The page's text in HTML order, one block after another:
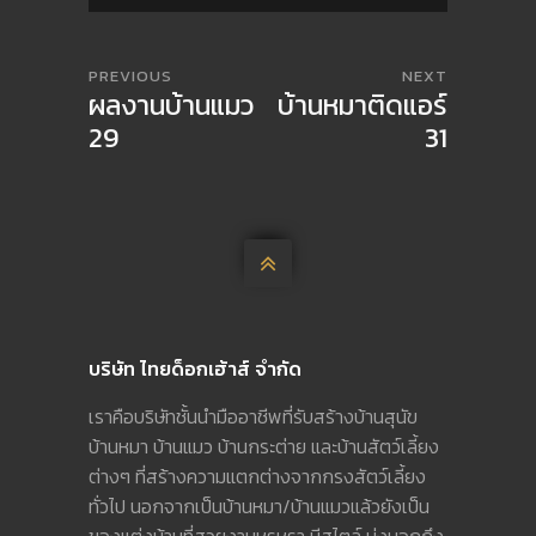
PREVIOUS
ผลงานบ้านแมว
29
NEXT
บ้านหมาติดแอร์
31

บริษัท ไทยด็อกเฮ้าส์ จำกัด
เราคือบริษัทชั้นนำมืออาชีพที่รับสร้างบ้านสุนัข
บ้านหมา บ้านแมว บ้านกระต่าย และบ้านสัตว์เลี้ยง
ต่างๆ ที่สร้างความแตกต่างจากกรงสัตว์เลี้ยง
ทั่วไป นอกจากเป็นบ้านหมา/บ้านแมวแล้วยังเป็น